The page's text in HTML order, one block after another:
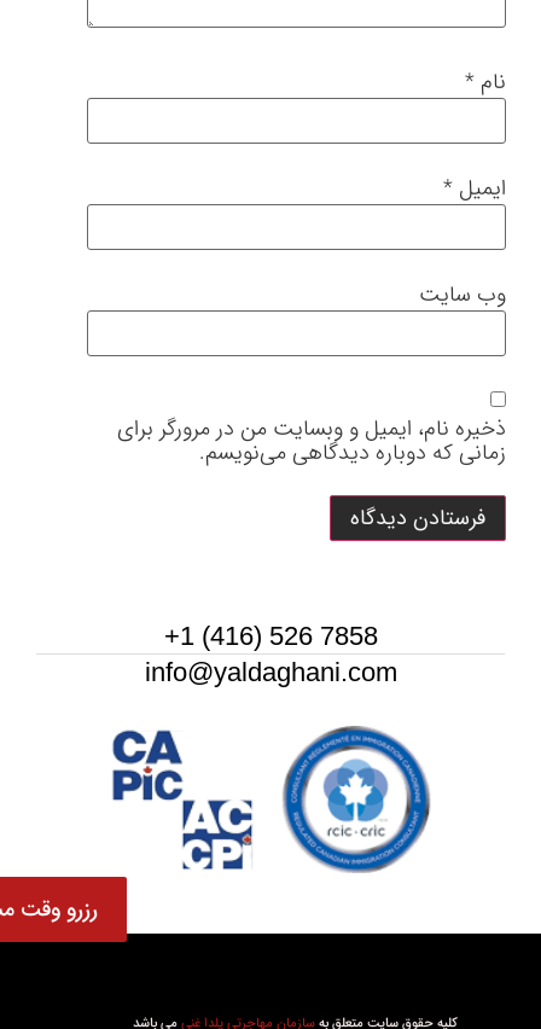
نام*
ایمیل*
وب‌ سایت
ذخیره نام، ایمیل و وبسایت من در مرورگر برای
زمانی که دوباره دیدگاهی می‌نویسم.
7858 526 (416) 1+
info@yaldaghani.com
کلیه حقوق سایت متعلق بهسازمان مهاجرتی یلدا غنیمی باشد
رزرو وقت